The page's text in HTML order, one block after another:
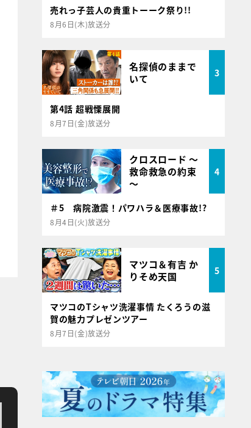
スキボタン
売れっ子芸人の貴重トーーク祭り!!
8月6日(木)放送分
名探偵のままで
いて
3
第4話 超戦慄展開
8月7日(金)放送分
クロスロード ～
救命救急の約束
～
4
＃5 病院激震！パワハラ＆医療事故!?
8月4日(火)放送分
マツコ＆有吉 か
りそめ天国
5
マツコのTシャツ洗濯事情 たくろうの滋
賀の魅力プレゼンツアー
8月7日(金)放送分